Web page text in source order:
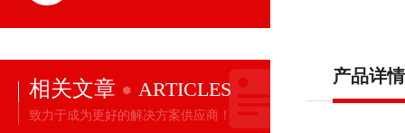
相关文章 ARTICLES
致力于成为更好的解决方案供应商！
产品详情